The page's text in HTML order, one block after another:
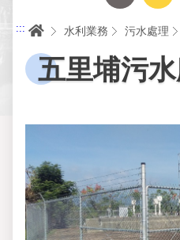
::: 首頁水利業務 污水處理
五里埔污